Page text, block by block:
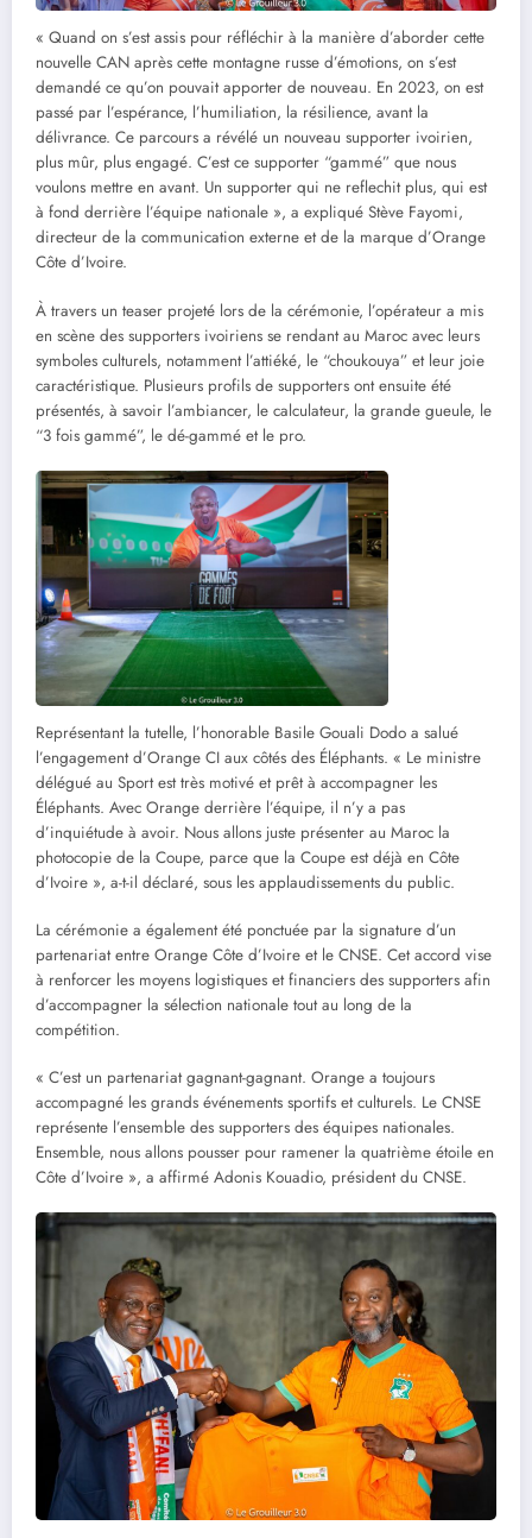
« Quand on s’est assis pour réfléchir à la manière d’aborder cette
nouvelle CAN après cette montagne russe d’émotions, on s’est
demandé ce qu’on pouvait apporter de nouveau. En 2023, on est
passé par l’espérance, l’humiliation, la résilience, avant la
délivrance. Ce parcours a révélé un nouveau supporter ivoirien,
plus mûr, plus engagé. C’est ce supporter “gammé” que nous
voulons mettre en avant. Un supporter qui ne reflechit plus, qui est
à fond derrière l’équipe nationale », a expliqué Stève Fayomi,
directeur de la communication externe et de la marque d’Orange
Côte d’Ivoire.
À travers un teaser projeté lors de la cérémonie, l’opérateur a mis
en scène des supporters ivoiriens se rendant au Maroc avec leurs
symboles culturels, notamment l’attiéké, le “choukouya” et leur joie
caractéristique. Plusieurs profils de supporters ont ensuite été
présentés, à savoir l’ambiancer, le calculateur, la grande gueule, le
“3 fois gammé”, le dé-gammé et le pro.
Représentant la tutelle, l’honorable Basile Gouali Dodo a salué
l’engagement d’Orange CI aux côtés des Éléphants. « Le ministre
délégué au Sport est très motivé et prêt à accompagner les
Éléphants. Avec Orange derrière l’équipe, il n’y a pas
d’inquiétude à avoir. Nous allons juste présenter au Maroc la
photocopie de la Coupe, parce que la Coupe est déjà en Côte
d’Ivoire », a-t-il déclaré, sous les applaudissements du public.
La cérémonie a également été ponctuée par la signature d’un
partenariat entre Orange Côte d’Ivoire et le CNSE. Cet accord vise
à renforcer les moyens logistiques et financiers des supporters afin
d’accompagner la sélection nationale tout au long de la
compétition.
« C’est un partenariat gagnant-gagnant. Orange a toujours
accompagné les grands événements sportifs et culturels. Le CNSE
représente l’ensemble des supporters des équipes nationales.
Ensemble, nous allons pousser pour ramener la quatrième étoile en
Côte d’Ivoire », a affirmé Adonis Kouadio, président du CNSE.